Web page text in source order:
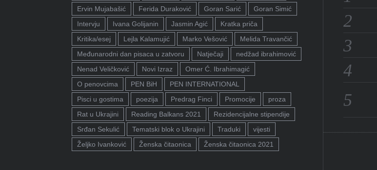
Ervin Mujabašić
Ferida Duraković Goran Sarić
Goran Simić
Intervju
Ivana Golijanin Jasmin Agić
Kratka priča
Kritika/esej
Lejla Kalamujić Marko Vešović
Melida Travančić
Međunarodni dan pisaca u zatvoru
Natječaji
nedžad ibrahimović
Nenad Veličković
Novi Izraz
Omer Ć. Ibrahimagić
O penovcima
PEN BiH
PEN INTERNATIONAL
Pisci u gostima
poezija Predrag Finci Promocije
proza
Rat u Ukrajini
Reading Balkans 2021
Rezidencijalne stipendije
Srđan Sekulić
Tematski blok o Ukrajini Traduki
vijesti
Željko Ivanković
Ženska čitaonica Ženska čitaonica 2021